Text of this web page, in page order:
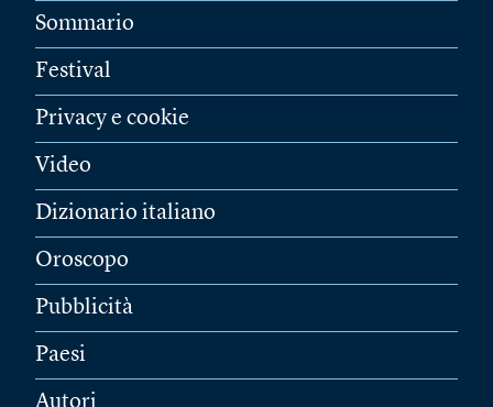
Sommario
Festival
Privacy e cookie
Video
Dizionario italiano
Oroscopo
Pubblicità
Paesi
Autori